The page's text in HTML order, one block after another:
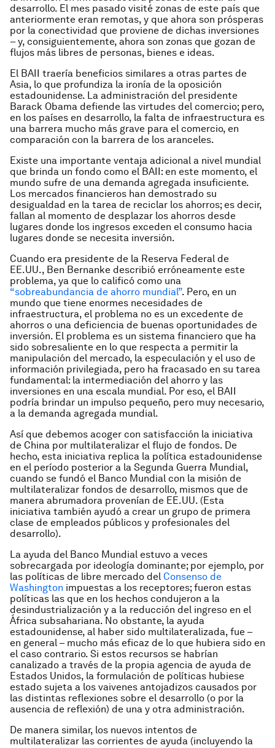
desarrollo. El mes pasado visité zonas de este país que
anteriormente eran remotas, y que ahora son prósperas
por la conectividad que proviene de dichas inversiones
– y, consiguientemente, ahora son zonas que gozan de
flujos más libres de personas, bienes e ideas.
El BAII traería beneficios similares a otras partes de
Asia, lo que profundiza la ironía de la oposición
estadounidense. La administración del presidente
Barack Obama defiende las virtudes del comercio; pero,
en los países en desarrollo, la falta de infraestructura es
una barrera mucho más grave para el comercio, en
comparación con la barrera de los aranceles.
Existe una importante ventaja adicional a nivel mundial
que brinda un fondo como el BAII: en este momento, el
mundo sufre de una demanda agregada insuficiente.
Los mercados financieros han demostrado su
desigualdad en la tarea de reciclar los ahorros; es decir,
fallan al momento de desplazar los ahorros desde
lugares donde los ingresos exceden el consumo hacia
lugares donde se necesita inversión.
Cuando era presidente de la Reserva Federal de
EE.UU., Ben Bernanke describió erróneamente este
problema, ya que lo calificó como una
“sobreabundancia de ahorro mundial”. Pero, en un
mundo que tiene enormes necesidades de
infraestructura, el problema no es un excedente de
ahorros o una deficiencia de buenas oportunidades de
inversión. El problema es un sistema financiero que ha
sido sobresaliente en lo que respecta a permitir la
manipulación del mercado, la especulación y el uso de
información privilegiada, pero ha fracasado en su tarea
fundamental: la intermediación del ahorro y las
inversiones en una escala mundial. Por eso, el BAII
podría brindar un impulso pequeño, pero muy necesario,
a la demanda agregada mundial.
Así que debemos acoger con satisfacción la iniciativa
de China por multilateralizar el flujo de fondos. De
hecho, esta iniciativa replica la política estadounidense
en el período posterior a la Segunda Guerra Mundial,
cuando se fundó el Banco Mundial con la misión de
multilateralizar fondos de desarrollo, mismos que de
manera abrumadora provenían de EE.UU. (Esta
iniciativa también ayudó a crear un grupo de primera
clase de empleados públicos y profesionales del
desarrollo).
La ayuda del Banco Mundial estuvo a veces
sobrecargada por ideología dominante; por ejemplo, por
las políticas de libre mercado del Consenso de
Washington impuestas a los receptores; fueron estas
políticas las que en los hechos condujeron a la
desindustrialización y a la reducción del ingreso en el
África subsahariana. No obstante, la ayuda
estadounidense, al haber sido multilateralizada, fue –
en general – mucho más eficaz de lo que hubiera sido en
el caso contrario. Si estos recursos se habrían
canalizado a través de la propia agencia de ayuda de
Estados Unidos, la formulación de políticas hubiese
estado sujeta a los vaivenes antojadizos causados por
las distintas reflexiones sobre el desarrollo (o por la
ausencia de reflexión) de una y otra administración.
De manera similar, los nuevos intentos de
multilateralizar las corrientes de ayuda (incluyendo la